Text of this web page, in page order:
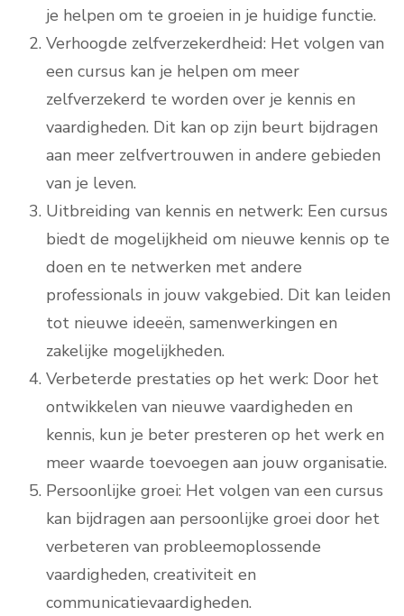
je helpen om te groeien in je huidige functie.
Verhoogde zelfverzekerdheid: Het volgen van
een cursus kan je helpen om meer
zelfverzekerd te worden over je kennis en
vaardigheden. Dit kan op zijn beurt bijdragen
aan meer zelfvertrouwen in andere gebieden
van je leven.
Uitbreiding van kennis en netwerk: Een cursus
biedt de mogelijkheid om nieuwe kennis op te
doen en te netwerken met andere
professionals in jouw vakgebied. Dit kan leiden
tot nieuwe ideeën, samenwerkingen en
zakelijke mogelijkheden.
Verbeterde prestaties op het werk: Door het
ontwikkelen van nieuwe vaardigheden en
kennis, kun je beter presteren op het werk en
meer waarde toevoegen aan jouw organisatie.
Persoonlijke groei: Het volgen van een cursus
kan bijdragen aan persoonlijke groei door het
verbeteren van probleemoplossende
vaardigheden, creativiteit en
communicatievaardigheden.